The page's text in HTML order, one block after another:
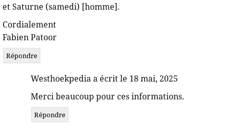
et Saturne (samedi) [homme].
Cordialement
Fabien Patoor
Répondre
Westhoekpedia a écrit le 18 mai, 2025
Merci beaucoup pour ces informations.
Répondre